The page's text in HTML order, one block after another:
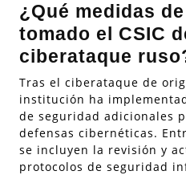
¿Qué medidas
tomado el CSIC
ciberataque
Tras el ciberataque de
institución ha
de seguridad adicionales
defensas cibernéticas.
se incluyen la revisión y
protocolos de seguridad